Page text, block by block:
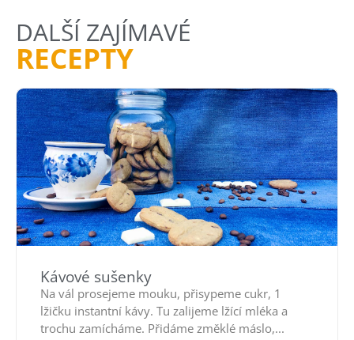
DALŠÍ ZAJÍMAVÉ
RECEPTY
Kávové sušenky
Na vál prosejeme mouku, přisypeme cukr, 1
lžičku instantní kávy. Tu zalijeme lžící mléka a
trochu zamícháme. Přidáme změklé máslo,...